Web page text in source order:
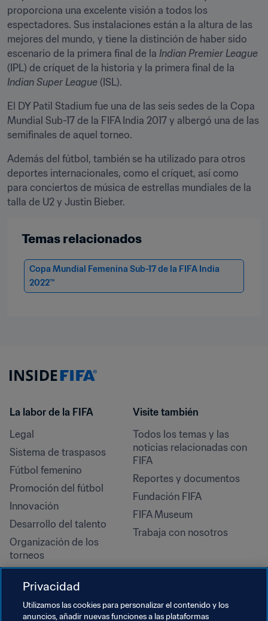
proporciona una excelente visión a todos los
espectadores. Sus instalaciones están a la altura de las
mejores del mundo, y tiene la distinción de haber sido
escenario de la primera final de la Indian Premier League
Indian Super League (ISL).
El DY Patil Stadium fue una de las seis sedes de la Copa
Mundial Sub-17 de la FIFA India 2017 y albergó una de las
semifinales de aquel torneo.
Además del fútbol, también se ha utilizado para otros
deportes internacionales, como el críquet, así como
para conciertos de música de estrellas mundiales de la
talla de U2 y Justin Bieber.
Temas relacionados
Copa Mundial Femenina Sub-17 de la FIFA India
2022™
La labor de la FIFA
Legal
Sistema de traspasos
Fútbol femenino
Promoción del fútbol
Innovación
Desarrollo del talento
Organización de los
torneos
Derechos humanos y lucha
contra la discriminación
Visite también
Todos los temas y las
noticias relacionadas con
FIFA
Reportes y documentos
Fundación FIFA
FIFA Museum
Trabaja con nosotros
Privacidad
Utilizamos las cookies para personalizar el contenido y los
anuncios, añadir nuevas funciones a las plataformas